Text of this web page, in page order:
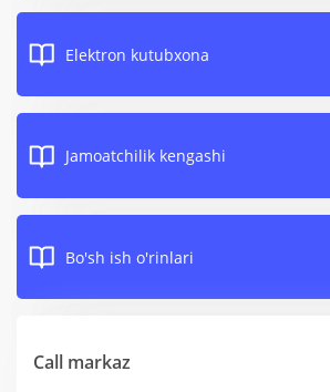
Elektron kutubxona
Jamoatchilik kengashi
Bo'sh ish o'rinlari
Call markaz